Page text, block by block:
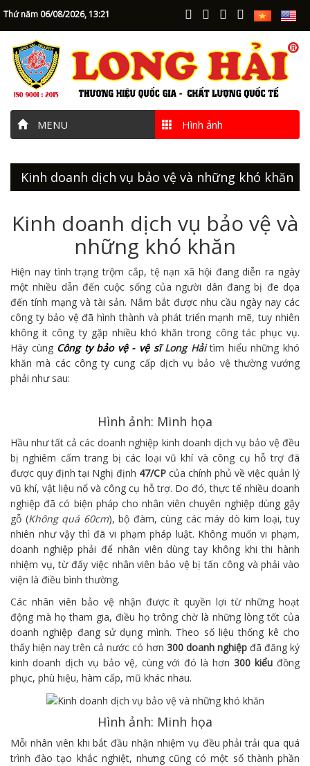
Thứ năm 06/08/2026,13:21
MENU Hình ảnh
Kinh doanh dịch vụ bảo vệ và những khó khăn
Kinh doanh dịch vụ bảo vệ và
những khó khăn
Hiện nay tình trạng trộm cắp, tệ nạn xã hội đang diễn ra ngày
một nhiều dẫn đến cuộc sống của người dân đang bị đe dọa
đến tính mạng và tài sản. Nắm bắt được nhu cầu ngày nay các
công ty bảo vệ đã hình thành và phát triển mạnh mẽ, tuy nhiên
không ít công ty gặp nhiều khó khăn trong công tác phục vụ.
Hãy cùng Công ty bảo vệ - vệ sĩLong Hảitìm hiểu những khó
khăn mà các công ty cung cấp dịch vụ bảo vệ thường vướng
phải như sau:
Hình ảnh: Minh họa
Hầu như tất cả các doanh nghiệp kinh doanh dịch vụ bảo vệ đều
bị nghiêm cấm trang bị các loại vũ khí và công cụ hỗ trợ đã
được quy định tại Nghị định 47/CP của chính phủ về việc quản lý
vũ khí, vật liệu nổ và công cụ hỗ trợ. Do đó, thực tế nhiều doanh
nghiệp đã có biện pháp cho nhân viên chuyên nghiệp dùng gậy
gỗ (Không quá 60cm), bộ đàm, cùng các máy dò kim loại, tuy
nhiên như vậy thì đã vi phạm pháp luật. Không muốn vi phạm,
doanh nghiệp phải để nhân viên dùng tay không khi thi hành
nhiệm vụ, từ đấy việc nhân viên bảo vệ bị tấn công và phải vào
viện là điều bình thường.
Các nhân viên bảo vệ nhận được ít quyền lợi từ những hoạt
động mà họ tham gia, điều họ trông chờ là những lòng tốt của
doanh nghiệp đang sử dụng mình. Theo số liệu thống kê cho
thấy hiện nay trên cả nước có hơn 300 doanh nghiệpđã đăng ký
kinh doanh dịch vụ bảo vệ, cùng với đó là hơn300 kiểu đồng
phục, phù hiệu, hàm cấp, mũ khác nhau.
Hình ảnh: Minh họa
Mỗi nhân viên khi bắt đầu nhận nhiệm vụ đều phải trải qua quá
trình đào tạo khắc nghiệt, nhưng cũng có một số thành phần